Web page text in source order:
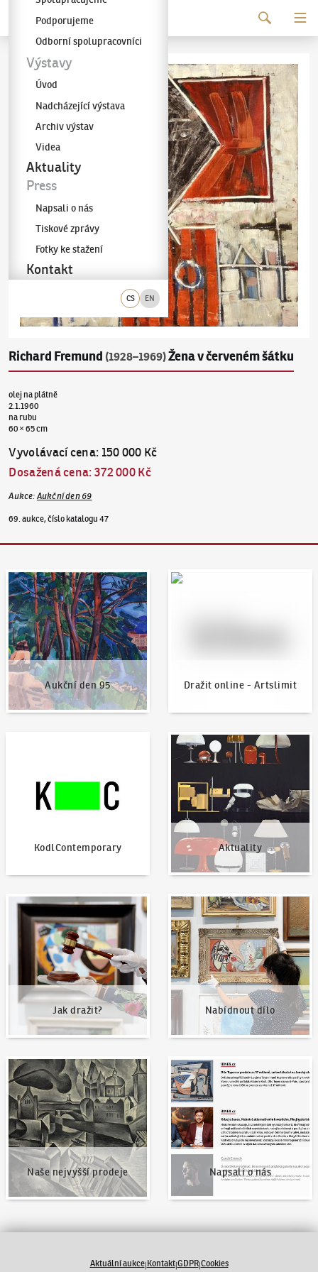
Galerie KODL
CS EN
Podporujeme
Odborní spolupracovníci
Výstavy
Úvod
Nadcházející výstava
Archiv výstav
Videa
Aktuality
Press
Napsali o nás
Tiskové zprávy
Fotky ke stažení
Kontakt
Richard Fremund (1928–1969)Žena v červeném šátku
olej na plátně
2.1.1960
na rubu
60 × 65 cm
Vyvolávací cena: 150 000 Kč
Dosažená cena:372 000 Kč
Aukce: Aukční den 69
69. aukce, číslo katalogu 47
Aukční den 95
Aukční den 95
Dražit online - Artslimit
Dražit online - Artslimit
KodlContemporary Aktuality
Aktuality
Jak dražit?
Jak dražit?
Nabídnout dílo
Nabídnout dílo
Naše nejvyšší prodeje
Naše nejvyšší prodeje
Napsali o nás
Napsali o nás
Aktuální aukce|Kontakt|GDPR|Cookies